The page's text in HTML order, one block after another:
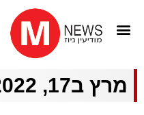
מרץ ב17, 2022